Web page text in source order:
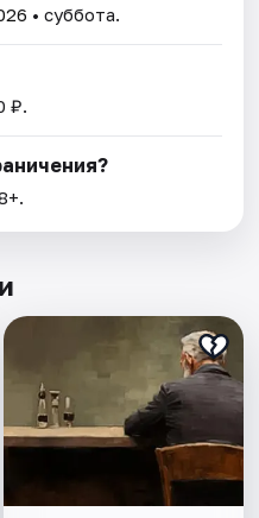
• суббота.
₽.